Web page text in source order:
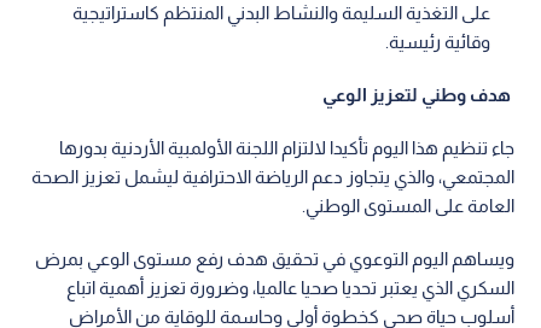
على التغذية السليمة والنشاط البدني المنتظم كاستراتيجية
وقائية رئيسية.
هدف وطني لتعزيز الوعي
جاء تنظيم هذا اليوم تأكيدا لالتزام اللجنة الأولمبية الأردنية بدورها
المجتمعي، والذي يتجاوز دعم الرياضة الاحترافية ليشمل تعزيز الصحة
العامة على المستوى الوطني.
ويساهم اليوم التوعوي في تحقيق هدف رفع مستوى الوعي بمرض
السكري الذي يعتبر تحديا صحيا عالميا، وضرورة تعزيز أهمية اتباع
أسلوب حياة صحي كخطوة أولى وحاسمة للوقاية من الأمراض